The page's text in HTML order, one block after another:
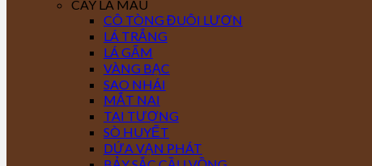
CÂY LÁ MÀU
CÔ TÒNG ĐUÔI LƯƠN
LÁ TRẮNG
LÁ GẤM
VÀNG BẠC
SAO NHÁI
MẮT NAI
TAI TƯỢNG
SÒ HUYẾT
DỨA VẠN PHÁT